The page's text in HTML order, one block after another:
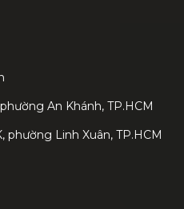
An Khánh, TP.HCM
phường Linh Xuân, TP.HCM